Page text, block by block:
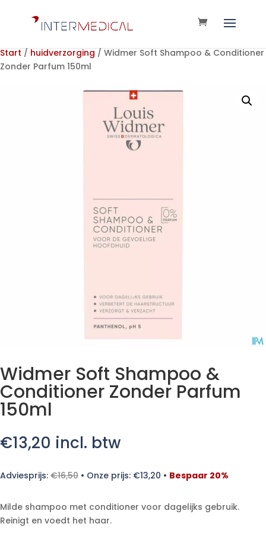
Start / huidverzorging / Widmer Soft Shampoo & Conditioner
Zonder Parfum 150ml
Widmer Soft Shampoo &
Conditioner Zonder Parfum
150ml
€13,20 incl. btw
Adviesprijs: €16,50 • Onze prijs: €13,20 • Bespaar 20%
Milde shampoo met conditioner voor dagelijks gebruik.
Reinigt en voedt het haar.